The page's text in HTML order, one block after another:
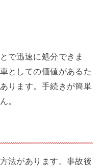
で迅速に処分できま
としての価値があるた
ります。手続きが簡単
。
法があります。事故後